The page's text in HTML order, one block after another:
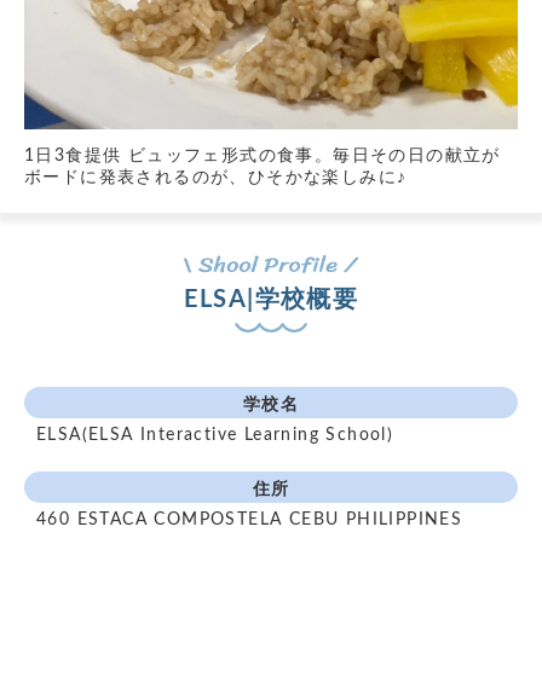
1日3食提供 ビュッフェ形式の食事。毎日その日の献立が
ボードに発表されるのが、ひそかな楽しみに♪
ELSA|学校概要
学校名
ELSA(ELSA Interactive Learning School)
住所
460 ESTACA COMPOSTELA CEBU PHILIPPINES